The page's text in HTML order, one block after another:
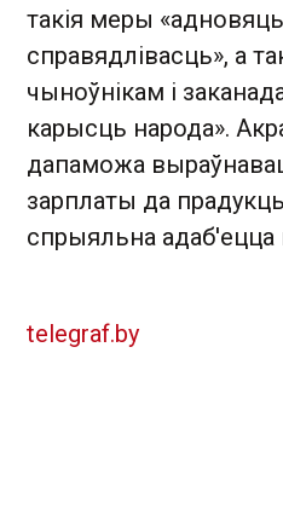
такія меры
справядлівасць», а
чыноўнікам і
карысць народа».
дапаможа
зарплаты да
спрыяльна адаб'ецца
telegraf.by